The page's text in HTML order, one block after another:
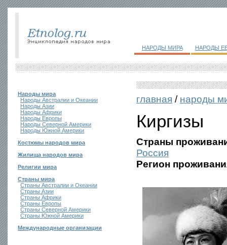
НАРОДЫ МИРА НАРОДЫ
Народы мира
Народы Австралии и Океании
Народы Азии
Народы Африки
Народы Европы
Народы Северной Америки
Народы Южной Америки
Костюмы народов мира
Жилища народов мира
Религии мира
Страны мира
Страны Австралии и Океании
Страны Азии
Страны Африки
Страны Европы
Страны Северной Америки
Страны Южной Америки
Международные организации
главная / народы
Киргизы
Страны
Россия
Регион